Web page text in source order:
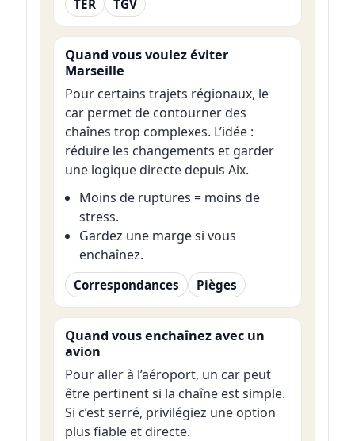
TER TGV
Quand vous voulez éviter
Marseille
Pour certains trajets régionaux, le
car permet de contourner des
chaînes trop complexes. L’idée :
réduire les changements et garder
une logique directe depuis Aix.
Moins de ruptures = moins de
stress.
Gardez une marge si vous
enchaînez.
Correspondances Pièges
Quand vous enchaînez avec un
avion
Pour aller à l’aéroport, un car peut
être pertinent si la chaîne est simple.
Si c’est serré, privilégiez une option
plus fiable et directe.